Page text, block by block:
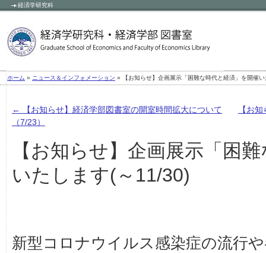
経済学研究科
ホーム » ニュース＆インフォメーション » 【お知らせ】企画展示「困難な時代と経済」を開催
←
【お知らせ】経済学部図書室の開室時間拡大について
（7/23）
【お
【お知らせ】企画展示「困
いたします(～11/30)
新型コロナウイルス感染症の流行